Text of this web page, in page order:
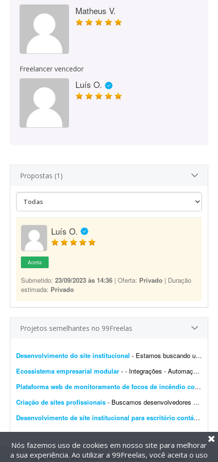
Matheus V.
Freelancer vencedor
Luís O.
Propostas (1)
Luís O.
Aceita
Submetido: 23/09/2023 às 14:36 | Oferta: Privado | Duração
estimada: Privado
Projetos semelhantes no 99Freelas
Desenvolvimento do site institucional - Estamos buscando um web designer/desenvolvedor para criar o novo site institucional da BonaFruta Sorvetes. Nossa principal referência de experiência, qualidade visual, navegaç&a...
Ecossistema empresarial modular - - Integrações - Automações - Configuração de servidor - Criação de ferramentas Exemplo de trabalho: Configuração de VPS, scrap...
Plataforma web de monitoramento de focos de incêndio com mapa interativo
Criação de sites profissionais - Buscamos desenvolvedores e web designers para parceria recorrente na criação de websites profissionais. Os projetos serão principalmente para pequenas e médias empresas...
Desenvolvimento de site institucional para escritório contábil
@2014-2026 99Freelas. Todos os direitos reservados.
Nós fazemos uso de cookies em nosso site para melhorar
a sua experiência. Ao utilizar a 99Freelas, você aceita o uso